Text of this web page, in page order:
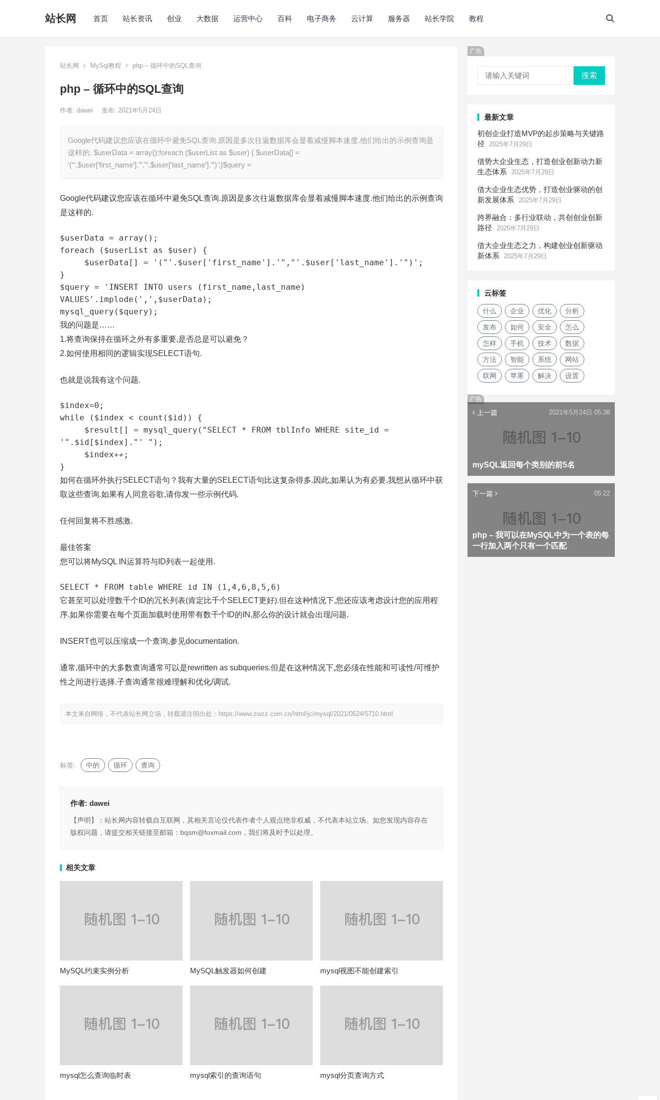
站长网 首页 站长资讯 创业 大数据 运营中心 百科 电子商务 云计算 服务器 站长学院 教程
站长网 MySql教程 php – 循环中的SQL查询
php – 循环中的SQL查询
作者: dawei 发布: 2021年5月24日
Google代码建议您应该在循环中避免SQL查询.原因是多次往返数据库会显着减慢脚本速度.他们给出的示例查询是
这样的. $userData = array();foreach ($userList as $user) { $userData[] =
‘(“‘.$user[‘first_name’].'”,”‘.$user[‘last_name’].'”)’;}$query =
Google代码建议您应该在循环中避免SQL查询.原因是多次往返数据库会显着减慢脚本速度.他们给出的示例查询
是这样的.
$userData = array();
foreach ($userList as $user) {
}
$query = 'INSERT INTO users (first_name,last_name)
VALUES'.implode(',',$userData);
我的问题是……
1.将查询保持在循环之外有多重要,是否总是可以避免？
2.如何使用相同的逻辑实现SELECT语句.
也就是说我有这个问题.
$index=0;
while ($index < count($id)) {
'".$id[$index]."' ");
如何在循环外执行SELECT语句？我有大量的SELECT语句比这复杂得多.因此,如果认为有必要,我想从循环中获
取这些查询.如果有人同意谷歌,请你发一些示例代码.
任何回复将不胜感激.
最佳答案
您可以将MySQL IN运算符与ID列表一起使用.
它甚至可以处理数千个ID的冗长列表(肯定比千个SELECT更好).但在这种情况下,您还应该考虑设计您的应用程
序.如果你需要在每个页面加载时使用带有数千个ID的IN,那么你的设计就会出现问题.
INSERT也可以压缩成一个查询,参见documentation.
通常,循环中的大多数查询通常可以是rewritten as subqueries.但是在这种情况下,您必须在性能和可读性/可维护
性之间进行选择.子查询通常很难理解和优化/调试.
本文来自网络，不代表站长网立场，转载请注明出处： https://www.zwzz.com.cn/html/jc/mysql/2021/0524/5710.html
标签: 中的 循环 查询
作者: dawei
【声明】：站长网内容转载自互联网，其相关言论仅代表作者个人观点绝非权威，不代表本站立场。如您发现内容存在
版权问题，请提交相关链接至邮箱：bqsm@foxmail.com，我们将及时予以处理。
相关文章
MySQL约束实例分析 MySQL触发器如何创建 mysql视图不能创建索引
mysql怎么查询临时表 mysql索引的查询语句 mysql分页查询方式
广告
搜索
最新文章
初创企业打造MVP的起步策略与关键路
径
2025年7月29日
借势大企业生态，打造创业创新动力新
生态体系
2025年7月29日
借大企业生态优势，打造创业驱动的创
新发展体系
2025年7月29日
跨界融合：多行业联动，共创创业创新
路径
2025年7月29日
借大企业生态之力，构建创业创新驱动
新体系
2025年7月29日
云标签
什么 企业 优化 分析
发布 如何 安全 怎么
怎样 手机 技术 数据
方法 智能 系统 网站
联网 苹果 解决 设置
广告
上一篇
mySQL返回每个类别的前5名
2021年5月24日 05:38
下一篇
php – 我可以在MySQL中为一个表的每
一行加入两个只有一个匹配
05:22